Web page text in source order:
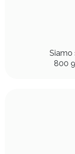
Siamo
800